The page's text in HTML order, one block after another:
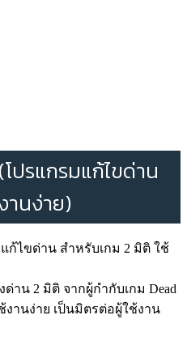
ปรแกรมแก้ไขด่าน
านง่าย)
ด่าน 2 มิติ จากผู้กำกับเกม Dead
งานง่าย เป็นมิตรต่อผู้ใช้งาน